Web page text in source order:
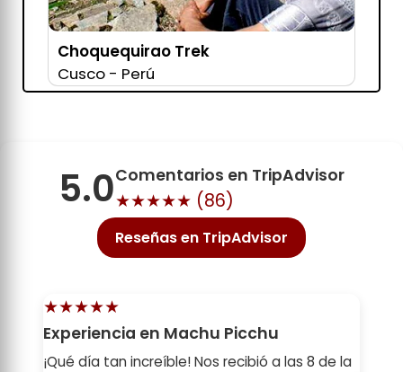
Choquequirao Trek
Cusco - Perú
5.0Comentarios en TripAdvisor
★★★★★ (86)
Reseñas en TripAdvisor
★★★★★
Experiencia en Machu Picchu
¡Qué día tan increíble! Nos recibió a las 8 de la